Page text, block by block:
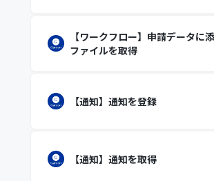
【ワークフロー】申請データに
ファイルを取得
【通知】通知を登録
【通知】通知を取得